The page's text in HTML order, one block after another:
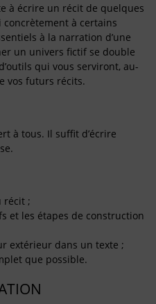
à écrire un récit de quelques
à certains
à la narration d’une
un univers fictif se double
qui vous serviront, au-
vos futurs récits.
à tous. Il suffit d’écrire
récit ;
et les étapes de construction
extérieur dans un texte ;
que possible.